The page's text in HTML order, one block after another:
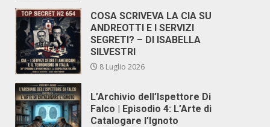
COSA SCRIVEVA LA CIA SU
ANDREOTTI E I SERVIZI
SEGRETI? – DI ISABELLA
SILVESTRI
8 Luglio 2026
L’Archivio dell’Ispettore Di
Falco | Episodio 4: L’Arte di
Catalogare l’Ignoto